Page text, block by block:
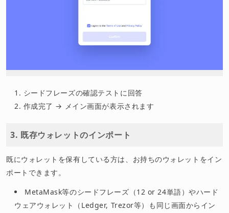
シードフレーズの確認テストに回答
作成完了 → メイン画面が表示されます
3. 既存ウォレットのインポート
既にウォレットを保有している方は、お持ちのウォレットをイン
ポートできます。
MetaMask等のシードフレーズ（12 or 24単語）やハード
ウェアウォレット（Ledger, Trezor等）も同じ画面からイン